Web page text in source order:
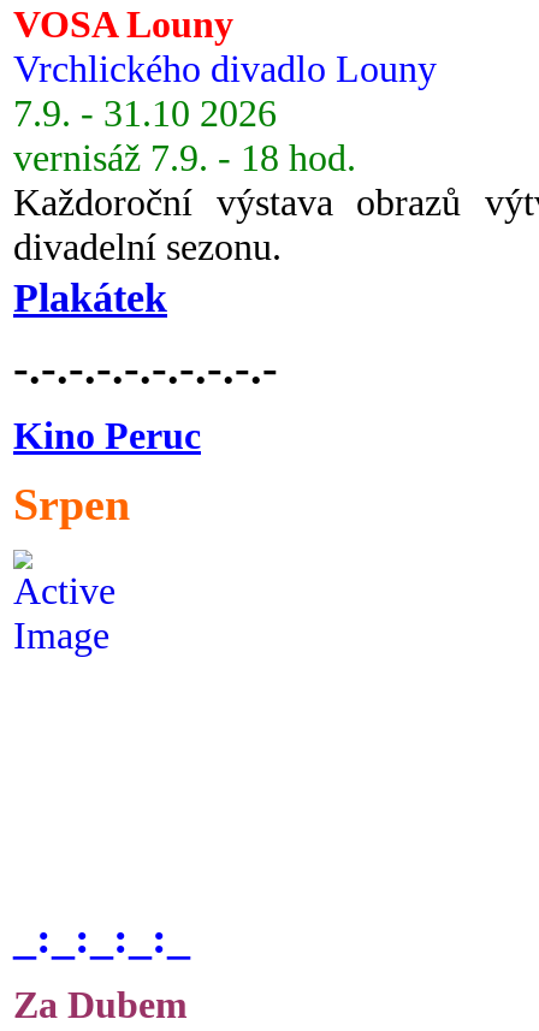
VOSA Louny
Vrchlického divadlo Louny
7.9. - 31.10 2026
vernisáž 7.9. - 18 hod.
Každoroční výstava obrazů
divadelní sezonu.
Plakátek
-.-.-.-.-.-.-.-.-.-
Kino Peruc
Srpen
_:_:_:_:_
Za Dubem